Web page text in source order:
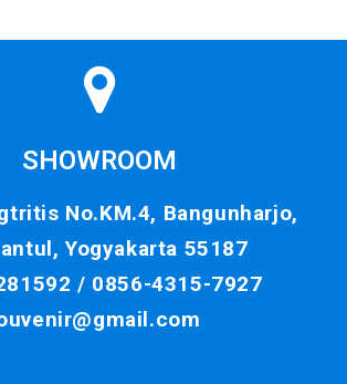
SHOWROOM
No.KM.4, Bangunharjo,
Yogyakarta 55187
/ 0856-4315-7927